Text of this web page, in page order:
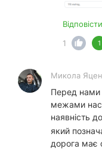
Відповісти
1
1
Микола
Перед нами
межами
наявність
який
дорога має